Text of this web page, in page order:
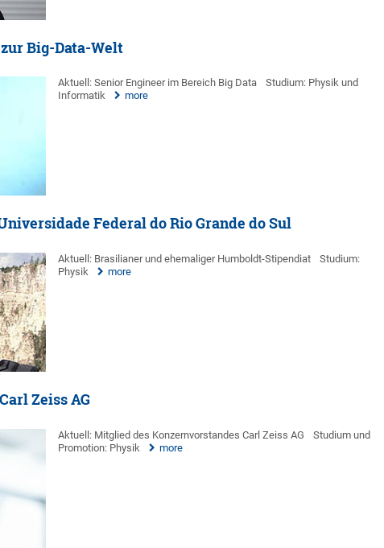
Big-Data-Welt
Aktuell: Senior Engineer im Bereich Big Data
Studium: Physik und
Informatik
more
Federal do Rio Grande do Sul
Aktuell: Brasilianer und ehemaliger Humboldt-Stipendiat
Studium:
Physik
more
Zeiss AG
Aktuell: Mitglied des Konzernvorstandes Carl Zeiss AG
Studium und
Promotion: Physik
more